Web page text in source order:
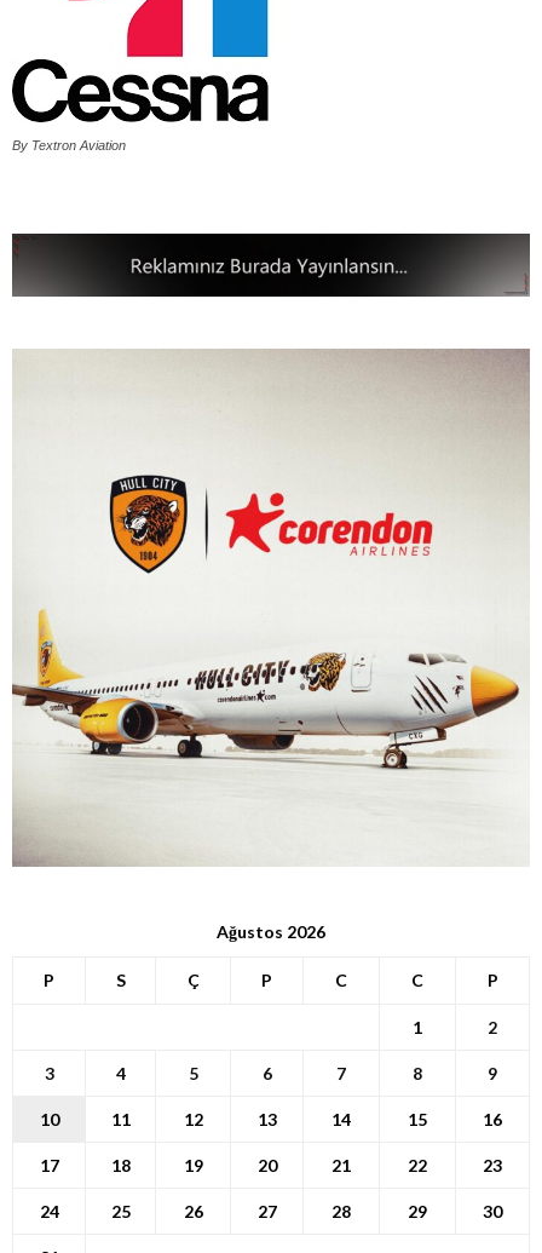
By Textron Aviation
Ağustos 2026
P S Ç P C C P
1 2
3 4 5 6 7 8 9
10 11 12 13 14 15 16
17 18 19 20 21 22 23
24 25 26 27 28 29 30